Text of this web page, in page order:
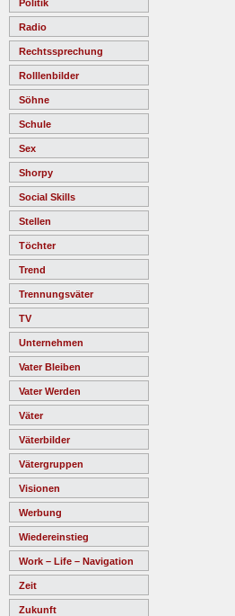
Politik
Radio
Rechtssprechung
Rolllenbilder
Söhne
Schule
Sex
Shorpy
Social Skills
Stellen
Töchter
Trend
Trennungsväter
TV
Unternehmen
Vater Bleiben
Vater Werden
Väter
Väterbilder
Vätergruppen
Visionen
Werbung
Wiedereinstieg
Work – Life – Navigation
Zeit
Zukunft